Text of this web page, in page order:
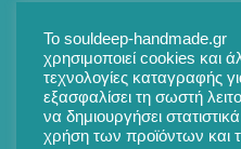
Το souldeep-handmade.gr
χρησιμοποιεί cookies και
τεχνολογίες καταγραφής
εξασφαλίσει τη σωστή
να δημιουργήσει
χρήση των προϊόντων και